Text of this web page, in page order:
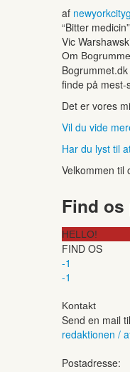
af
“Bitter
Vic
Om
finde på mest-
Det er vores
Vil du vide
Har du lyst til
Velkommen til
Find
HELLO!
FIND OS
-1
-1
Kontakt
Send en mail
redaktionen /
Postadresse: